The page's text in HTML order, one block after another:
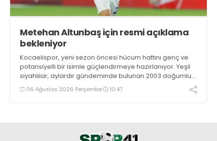
Metehan Altunbaş için resmi açıklama
bekleniyor
Kocaelispor, yeni sezon öncesi hücum hattını genç ve
potansiyelli bir isimle güçlendirmeye hazırlanıyor. Yeşil
siyahlılar, aylardır gündeminde bulunan 2003 doğumlu
santrfor Metehan Altunbaş transferinde sona hayli
yaklaştı.
06 Ağustos 2026 Perşembe 10:47